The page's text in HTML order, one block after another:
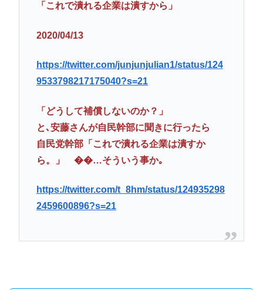
「これで潰れる企業は潰すから」
2020/04/13
https://twitter.com/junjunjulian1/status/124
9533798217175040?s=21
「どうして補償しないのか？」
と､安藤さんが自民幹部に聞きに行ったら
自民党幹部「これで潰れる企業は潰すか
ら。」 ��…そういう事か｡
https://twitter.com/t_8hm/status/124935298
2459600896?s=21